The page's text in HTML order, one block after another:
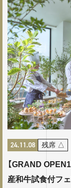
24.11.08 残席 △
【GRAND
産和牛試食付フ